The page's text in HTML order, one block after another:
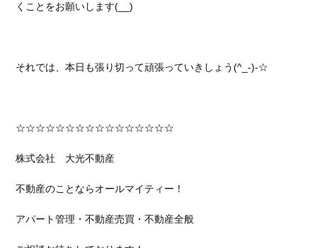
くことをお願いします(__)
それでは、本日も張り切って頑張っていきしょう(^_-)-☆
☆☆☆☆☆☆☆☆☆☆☆☆☆☆☆☆
株式会社 大光不動産
不動産のことならオールマイティー！
アパート管理・不動産売買・不動産全般